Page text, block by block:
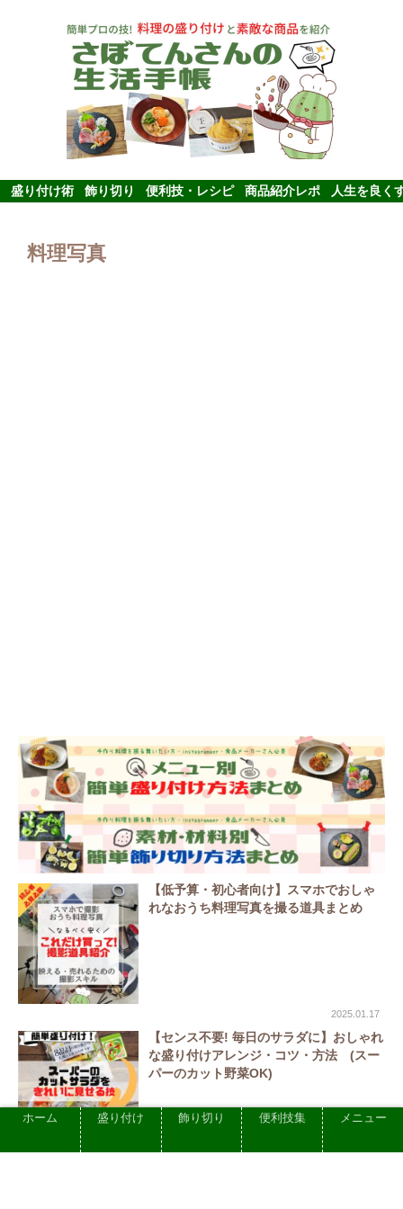
盛り付け術 飾り切り 便利技・レシピ 商品紹介レポ 人生を良く
料理写真
【低予算・初心者向け】スマホでおしゃ
れなおうち料理写真を撮る道具まとめ
2025.01.17
【センス不要! 毎日のサラダに】おしゃれ
な盛り付けアレンジ・コツ・方法 (スー
パーのカット野菜OK)
ホーム 盛り付け 飾り切り 便利技集 メニュー